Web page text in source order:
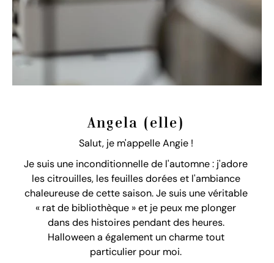
Angela (elle)
Salut, je m'appelle Angie !
Je suis une inconditionnelle de l'automne : j'adore
les citrouilles, les feuilles dorées et l'ambiance
chaleureuse de cette saison. Je suis une véritable
« rat de bibliothèque » et je peux me plonger
dans des histoires pendant des heures.
Halloween a également un charme tout
particulier pour moi.